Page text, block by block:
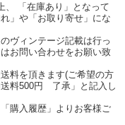
、 「在庫あり」となって
」や「お取り寄せ」にな
ヴィンテージ記載は行っ
お問い合わせをお願い致
料を頂きます(ご希望の方
料500円 了承」と記入し
購入履歴」よりお客様ご